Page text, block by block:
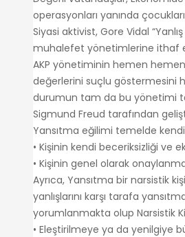
operasyonları yanında
Siyasi aktivist, Gore Vidal
muhalefet yönetimlerine ithaf
AKP yönetiminin hemen
değerlerini suçlu göstermesini
durumun tam da bu yönetimi
Sigmund Freud tarafından
Yansıtma eğilimi temelde
• Kişinin kendi beceriksizliği ve
• Kişinin genel olarak
Ayrıca, Yansıtma bir narsistik
yanlışlarını karşı tarafa
yorumlanmakta olup Narsistik
• Eleştirilmeye ya da yenilgiye